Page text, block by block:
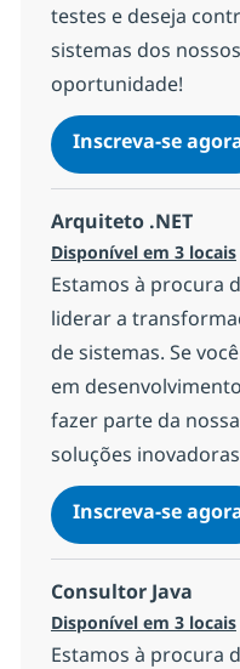
testes e deseja
sistemas dos
oportunidade!
Inscreva-se
Arquiteto .NET
Disponível em 3 locais
Estamos à procura
liderar a
de sistemas. Se
em
fazer parte da
soluções
Inscreva-se
Consultor Java
Disponível em 3 locais
Estamos à procura